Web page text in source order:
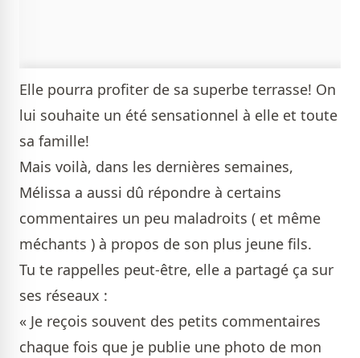
Elle pourra profiter de sa superbe terrasse! On
lui souhaite un été sensationnel à elle et toute
sa famille!
Mais voilà, dans les dernières semaines,
Mélissa a aussi dû répondre à certains
commentaires un peu maladroits ( et même
méchants ) à propos de son plus jeune fils.
Tu te rappelles peut-être, elle a partagé ça sur
ses réseaux :
« Je reçois souvent des petits commentaires
chaque fois que je publie une photo de mon